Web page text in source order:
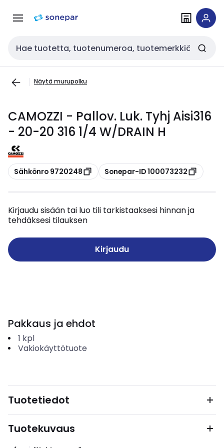
navigointiinsisältöön
Haku
Näytä murupolku
CAMOZZI - Pallov. Luk. Tyhj Aisi316
- 20-20 316 1/4 W/DRAIN H
Kopioi
Sähkönro 9720248 Kopioi
Sonepar-ID 100073232
Kirjaudu sisään tai luo tili tarkistaaksesi hinnan ja
tehdäksesi tilauksen
Kirjaudu
Pakkaus ja ehdot
1 kpl
Vakiokäyttötuote
Tuotetiedot
Tuotekuvaus